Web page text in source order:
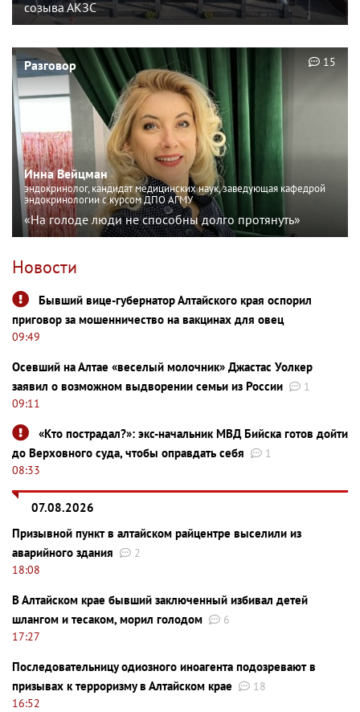
созыва АКЗС
Разговор
Инна Вейцман
эндокринолог, кандидат медицинских наук, заведующая кафедрой
эндокринологии с курсом ДПО АГМУ
«На голоде люди не способны долго протянуть»
15
Новости
Бывший вице-губернатор Алтайского края оспорил
приговор за мошенничество на вакцинах для овец
09:49
Осевший на Алтае «веселый молочник» Джастас Уолкер
заявил о возможном выдворении семьи из России
1
09:11
«Кто пострадал?»: экс-начальник МВД Бийска готов дойти
до Верховного суда, чтобы оправдать себя
1
08:33
07.08.2026
Призывной пункт в алтайском райцентре выселили из
аварийного здания
2
18:08
В Алтайском крае бывший заключенный избивал детей
шлангом и тесаком, морил голодом
6
17:27
Последовательницу одиозного иноагента подозревают в
призывах к терроризму в Алтайском крае
18
16:52